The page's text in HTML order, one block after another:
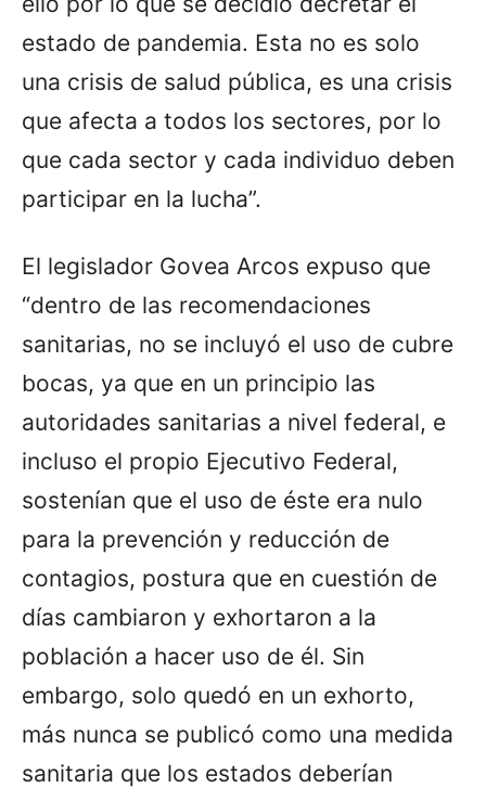
estado de pandemia. Esta no es solo
una crisis de salud pública, es una crisis
que afecta a todos los sectores, por lo
que cada sector y cada individuo deben
participar en la lucha”.
El legislador Govea Arcos expuso que
“dentro de las recomendaciones
sanitarias, no se incluyó el uso de cubre
bocas, ya que en un principio las
autoridades sanitarias a nivel federal, e
incluso el propio Ejecutivo Federal,
sostenían que el uso de éste era nulo
para la prevención y reducción de
contagios, postura que en cuestión de
días cambiaron y exhortaron a la
población a hacer uso de él. Sin
embargo, solo quedó en un exhorto,
más nunca se publicó como una medida
sanitaria que los estados deberían